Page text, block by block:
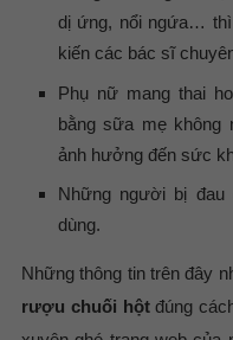
dị ứng, nổi ngứa…
kiến các bác sĩ
Phụ nữ mang thai
bằng sữa mẹ không
ảnh hưởng đến sức
Những người bị
dùng.
Những thông tin trên đây
rượu chuối hộtđúng